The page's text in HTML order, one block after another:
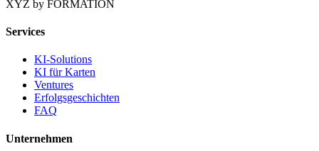
XYZ by FORMATION
Services
KI-Solutions
KI für Karten
Ventures
Erfolgsgeschichten
FAQ
Unternehmen